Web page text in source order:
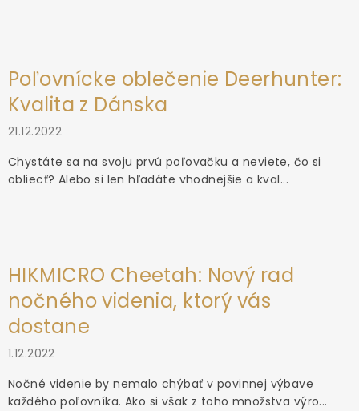
Poľovnícke oblečenie Deerhunter:
Kvalita z Dánska
21.12.2022
Chystáte sa na svoju prvú poľovačku a neviete, čo si
obliecť? Alebo si len hľadáte vhodnejšie a kval...
HIKMICRO Cheetah: Nový rad
nočného videnia, ktorý vás
dostane
1.12.2022
Nočné videnie by nemalo chýbať v povinnej výbave
každého poľovníka. Ako si však z toho množstva výro...